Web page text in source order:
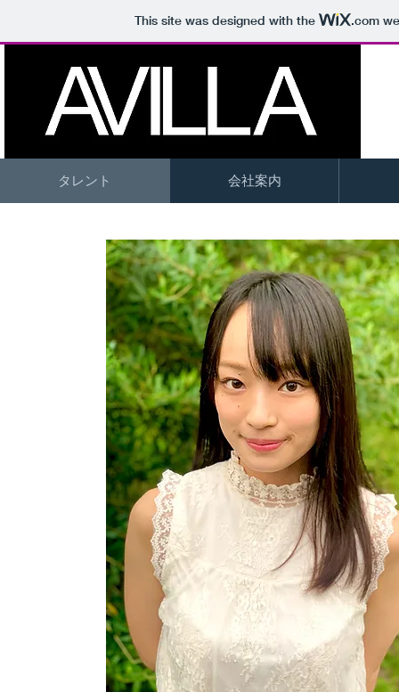
This site was designed with the .com
タレント 会社案内